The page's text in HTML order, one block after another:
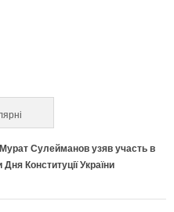
Сулейманов узяв участь в
Конституції України